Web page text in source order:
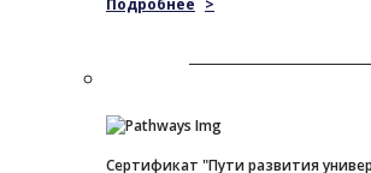
Сертификат "Пути развития